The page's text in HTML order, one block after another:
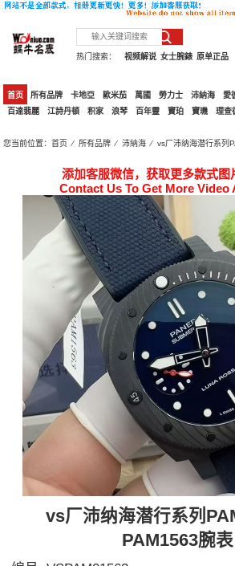
热门搜索： 原单正品
女士腕錶
视频解说
首页 所有品牌 卡地亞 歐米茄 萬國 勞力士 沛納海 愛
百達翡麗
江詩丹頓 积家 浪琴 百年靈 寶珀 寶璣 理查
您当前位置：首页 ⁄所有品牌 ⁄沛納海 ⁄ vs厂沛纳海潜行系列
添加客服微信，获取更多款式图
Contact Us To Get More Video
vs厂沛纳海潜行系列
PAM1563腕表